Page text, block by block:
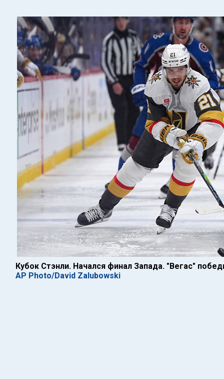
Кубок Стэнли. Начался финал Запада. "Вегас"
AP Photo/David Zalubowski